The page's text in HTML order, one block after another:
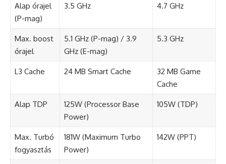
Alap órajel
(P-mag)
3.5 GHz 4.7 GHz
Max. boost
órajel
5.1 GHz (P-mag) / 3.9
GHz (E-mag)
5.3 GHz
L3 Cache 24 MB Smart Cache
32 MB Game
Cache
Alap TDP
125W (Processor Base
Power)
105W (TDP)
Max. Turbó
fogyasztás
181W (Maximum Turbo
Power)
142W (PPT)